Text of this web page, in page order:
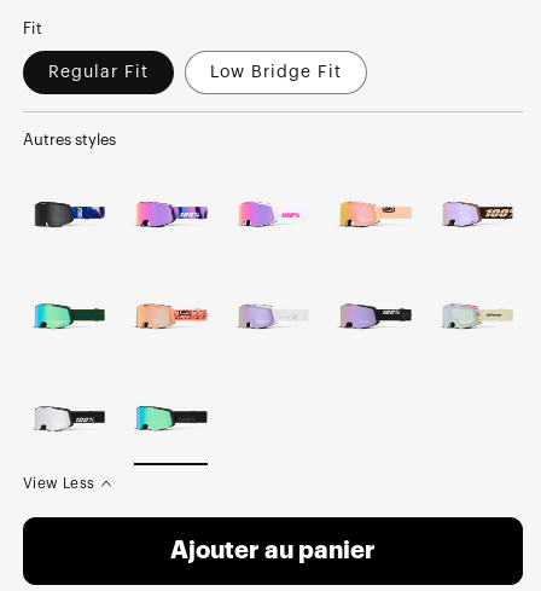
Fit
Regular Fit Low Bridge Fit
Autres styles
View Less
Ajouter au panier